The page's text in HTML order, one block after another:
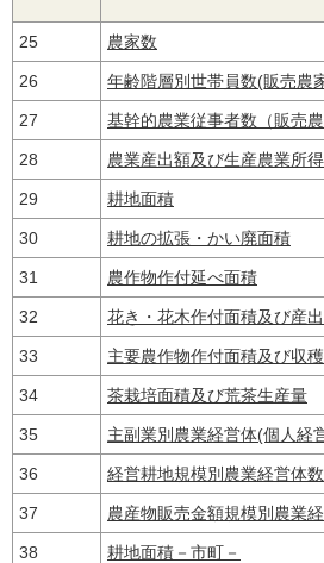
25 農家数
26 年齢階層別世帯員数(販売農
27 基幹的農業従事者数（販売
28 農業産出額及び生産農業所得
29 耕地面積
30 耕地の拡張・かい廃面積
31 農作物作付延べ面積
32 花き・花木作付面積及び産出
33 主要農作物作付面積及び収
34 茶栽培面積及び荒茶生産量
35 主副業別農業経営体(個人経
36 経営耕地規模別農業経営体
37 農産物販売金額規模別農業
38 耕地面積－市町－